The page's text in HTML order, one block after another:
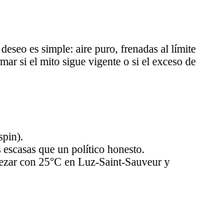
es simple: aire puro, frenadas al límite
si el mito sigue vigente o si el exceso de
que un político honesto.
con 25°C en Luz-Saint-Sauveur y